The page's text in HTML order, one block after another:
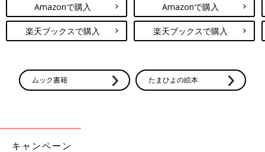
Amazonで購入
楽天ブックスで購入
Amazonで購入
楽天ブックスで購入
ムック書籍 たまひよの絵本
キャンペーン